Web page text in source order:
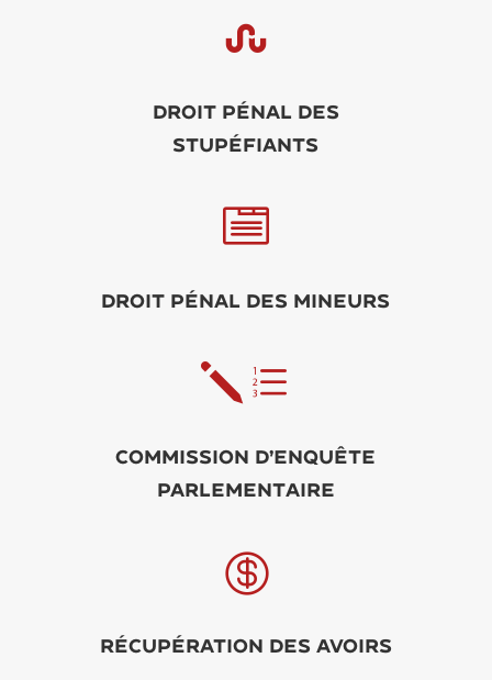

Droit pénal des
stupéfiants

Droit pénal des mineurs
je
Commission d’enquête
parlementaire

Récupération des avoirs